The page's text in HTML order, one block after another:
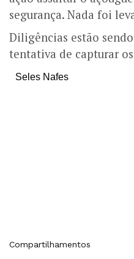
segurança. Nada foi
Diligências estão
tentativa de capturar
Seles Nafes
Compartilhamentos